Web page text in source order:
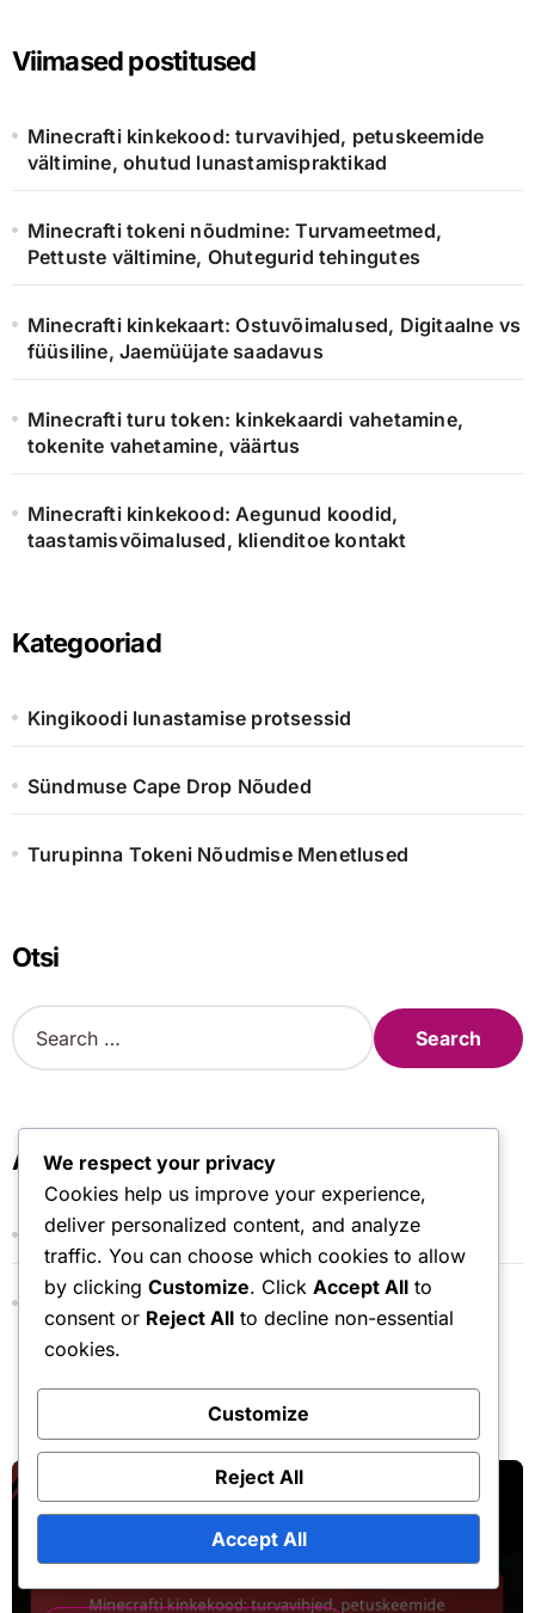
Viimased postitused
Minecrafti kinkekood: turvavihjed, petuskeemide
vältimine, ohutud lunastamispraktikad
Minecrafti tokeni nõudmine: Turvameetmed,
Pettuste vältimine, Ohutegurid tehingutes
Minecrafti kinkekaart: Ostuvõimalused, Digitaalne vs
füüsiline, Jaemüüjate saadavus
Minecrafti turu token: kinkekaardi vahetamine,
tokenite vahetamine, väärtus
Minecrafti kinkekood: Aegunud koodid,
taastamisvõimalused, klienditoe kontakt
Kategooriad
Kingikoodi lunastamise protsessid
Sündmuse Cape Drop Nõuded
Turupinna Tokeni Nõudmise Menetlused
Otsi
S
e
c
h
f
r
Arhiiv
March 2026
February 2026
We respect your privacy
Cookies help us improve your experience,
deliver personalized content, and analyze
traffic. You can choose which cookies to allow
by clicking Customize. Click Accept All to
consent or Reject All to decline non-essential
cookies.
Customize
Reject All
Accept All